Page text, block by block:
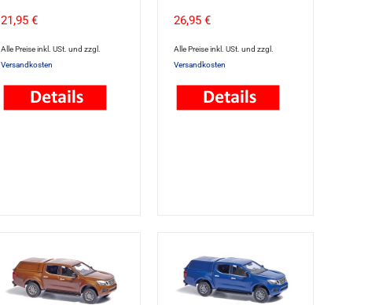
21,95 €
Alle Preise inkl. USt. und zzgl.
Versandkosten
26,95 €
Alle Preise inkl. USt. und zzgl.
Versandkosten